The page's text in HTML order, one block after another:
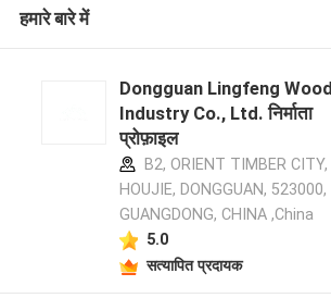
हमारे बारे में
Dongguan Lingfeng Wood
Industry Co., Ltd. निर्माता
प्रोफ़ाइल
B2, ORIENT TIMBER CITY,
HOUJIE, DONGGUAN, 523000,
GUANGDONG, CHINA ,China
5.0
सत्यापित प्रदायक